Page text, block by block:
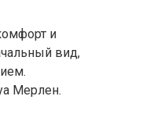
и
вид,
Мерлен.